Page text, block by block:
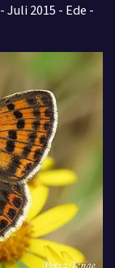
2015 - Ede -